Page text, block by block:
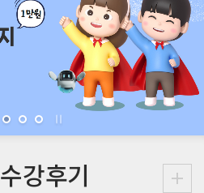
회사소개
인터뷰
시험영
영자신
수업교
수강후기